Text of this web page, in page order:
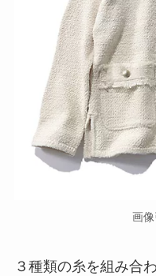
画
３種類の糸を組み合